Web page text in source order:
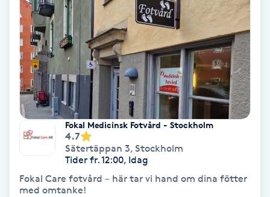
Läpptatuering
Makeup
Manikyr & Pedikyr
Massage
Medial vägledning
Fokal Medicinsk Fotvård - Stockholm
4.7
Sätertäppan 3, Stockholm
Tider fr. 12:00, Idag
Fokal Care fotvård – här tar vi hand om dina fötter
med omtanke!